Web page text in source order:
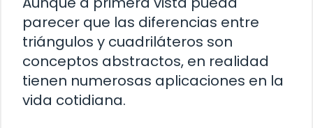
parecer que las diferencias entre
triángulos y cuadriláteros son
conceptos abstractos, en realidad
tienen numerosas aplicaciones en la
vida cotidiana.